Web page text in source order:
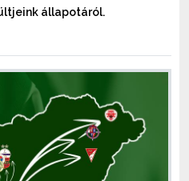
állapotáról.